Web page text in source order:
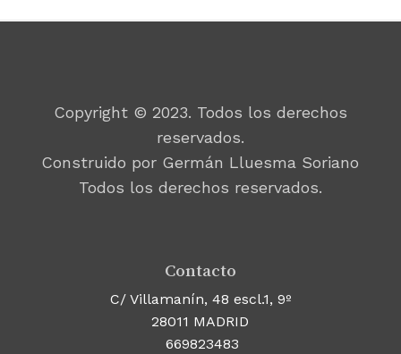
Copyright © 2023. Todos los derechos
reservados.
Construido por Germán Lluesma Soriano
Todos los derechos reservados.
Contacto
C/ Villamanín, 48 escl.1, 9º
28011 MADRID
669823483